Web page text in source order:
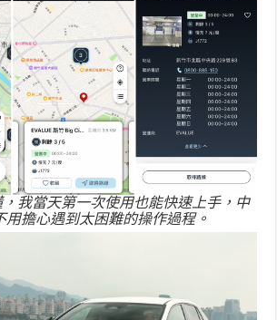
我當天第一次使用也能快速上手，中
用擔心遇到太困難的操作過程。